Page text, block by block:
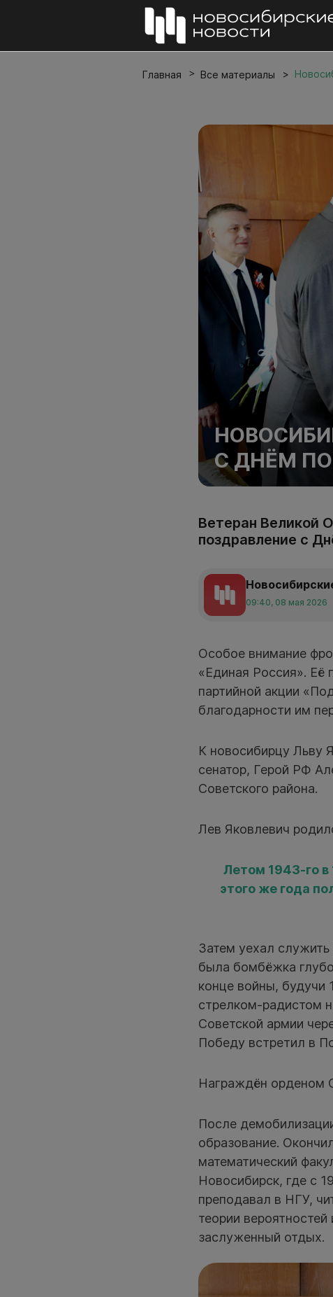
Главная Все материалы
С ДНЁМ
Ветеран Великой
поздравление с
09:40, 08 мая 2026
Особое внимание
«Единая Россия». Её
партийной акции
благодарности им
К новосибирцу Льву
сенатор, Герой РФ
Советского района.
Лев Яковлевич
Летом 1943-го
этого же года
Затем уехал служить
была бомбёжка
конце войны, будучи
стрелком-радистом
Советской армии
Победу встретил в
Награждён орденом
После
образование.
математический
Новосибирск, где с
преподавал в НГУ,
теории
заслуженный отдых.